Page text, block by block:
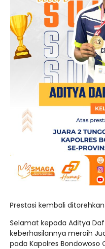
Prestasi kembali
Selamat kepada Aditya
keberhasilannya meraih
pada Kapolres Bondowoso